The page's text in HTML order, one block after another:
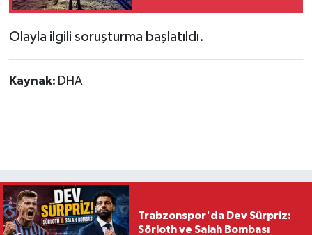
Olayla ilgili soruşturma başlatıldı.
Kaynak: DHA
Trabzonspor'da Dev Sürpriz:
Sörloth ve Salah Bombası